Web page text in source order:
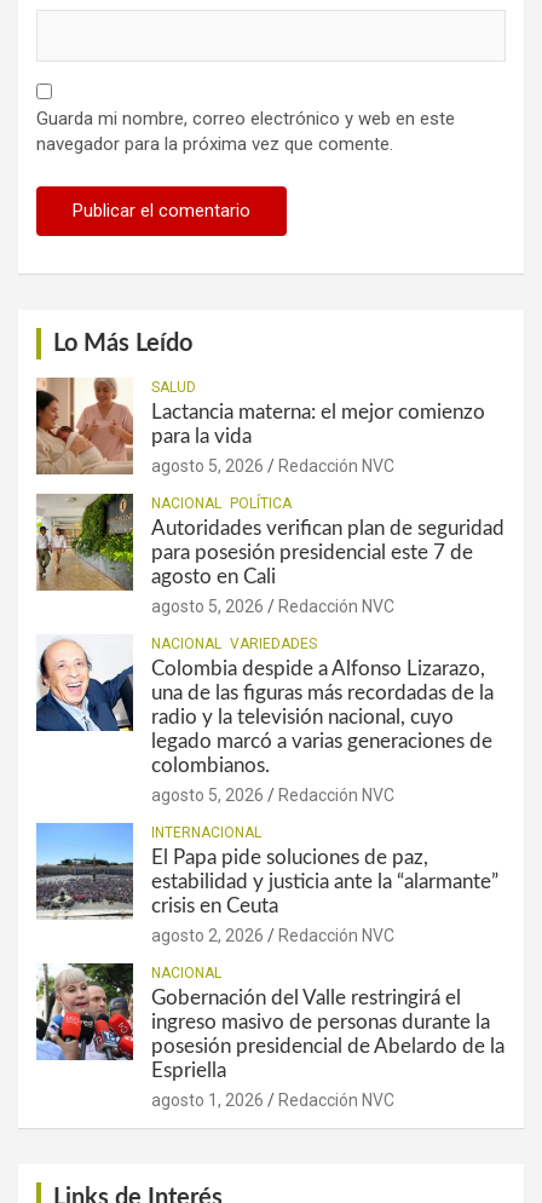
Guarda mi nombre, correo electrónico y web en este
navegador para la próxima vez que comente.
Lo Más Leído
SALUD
Lactancia materna: el mejor comienzo
para la vida
agosto 5, 2026 Redacción NVC
NACIONAL POLÍTICA
Autoridades verifican plan de seguridad
para posesión presidencial este 7 de
agosto en Cali
agosto 5, 2026 Redacción NVC
NACIONAL VARIEDADES
Colombia despide a Alfonso Lizarazo,
una de las figuras más recordadas de la
radio y la televisión nacional, cuyo
legado marcó a varias generaciones de
colombianos.
agosto 5, 2026 Redacción NVC
INTERNACIONAL
El Papa pide soluciones de paz,
estabilidad y justicia ante la “alarmante”
crisis en Ceuta
agosto 2, 2026 Redacción NVC
NACIONAL
Gobernación del Valle restringirá el
ingreso masivo de personas durante la
posesión presidencial de Abelardo de la
Espriella
agosto 1, 2026 Redacción NVC